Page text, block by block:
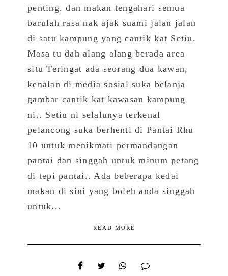
penting, dan makan tengahari semua
barulah rasa nak ajak suami jalan jalan
di satu kampung yang cantik kat Setiu.
Masa tu dah alang alang berada area
situ Teringat ada seorang dua kawan,
kenalan di media sosial suka belanja
gambar cantik kat kawasan kampung
ni.. Setiu ni selalunya terkenal
pelancong suka berhenti di Pantai Rhu
10 untuk menikmati permandangan
pantai dan singgah untuk minum petang
di tepi pantai.. Ada beberapa kedai
makan di sini yang boleh anda singgah
untuk...
READ MORE